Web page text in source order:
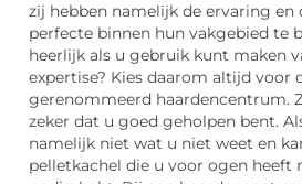
zij hebben namelijk de ervaring en
perfecte binnen hun vakgebied te
heerlijk als u gebruik kunt maken
expertise? Kies daarom altijd voor
gerenommeerd haardencentrum.
zeker dat u goed geholpen bent.
namelijk niet wat u niet weet en
pelletkachel die u voor ogen heeft